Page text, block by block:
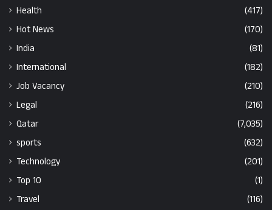
Health
(417)
Hot News
(170)
India
(81)
International
(182)
Job Vacancy
(210)
Legal
(216)
Qatar
(7,035)
sports
(632)
Technology
(201)
Top 10
(1)
Travel
(116)